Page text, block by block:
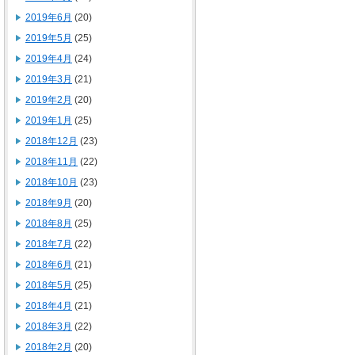
2019年6月 (20)
2019年5月 (25)
2019年4月 (24)
2019年3月 (21)
2019年2月 (20)
2019年1月 (25)
2018年12月 (23)
2018年11月 (22)
2018年10月 (23)
2018年9月 (20)
2018年8月 (25)
2018年7月 (22)
2018年6月 (21)
2018年5月 (25)
2018年4月 (21)
2018年3月 (22)
2018年2月 (20)